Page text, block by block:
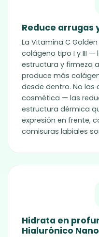
Reduce arrugas
La Vitamina C
colágeno tipo I y III —
estructura y firmeza
produce más
desde dentro. No
cosmética — las
estructura dérmica
expresión en frente,
comisuras labiales
Hidrata en
Hialurónico Nano